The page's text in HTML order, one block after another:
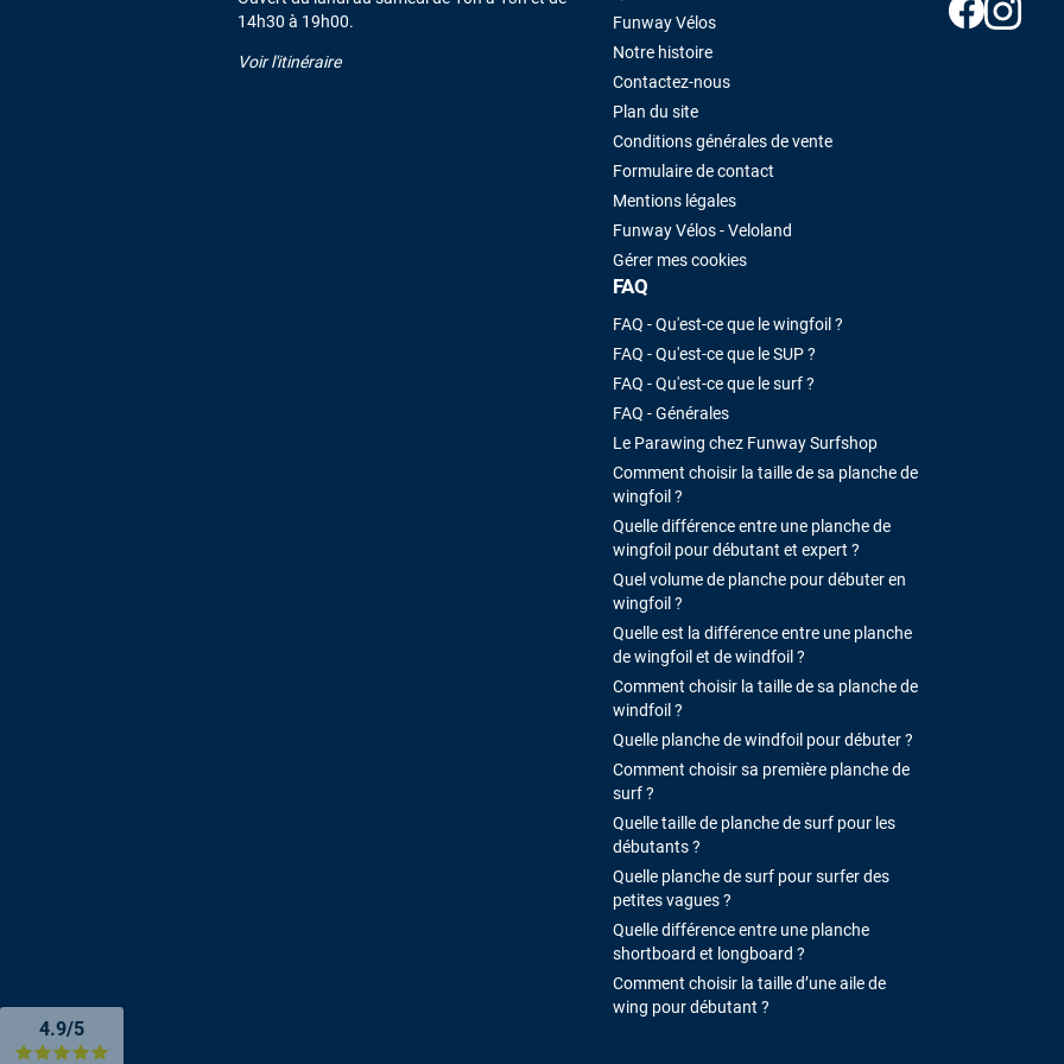
14h30 à 19h00.
Voir l'itinéraire
Funway Vélos
Notre histoire
Contactez-nous
Plan du site
Conditions générales de vente
Formulaire de contact
Mentions légales
Funway Vélos - Veloland
Gérer mes cookies
FAQ
FAQ - Qu'est-ce que le wingfoil ?
FAQ - Qu'est-ce que le SUP ?
FAQ - Qu'est-ce que le surf ?
FAQ - Générales
Le Parawing chez Funway Surfshop
Comment choisir la taille de sa planche de
wingfoil ?
Quelle différence entre une planche de
wingfoil pour débutant et expert ?
Quel volume de planche pour débuter en
wingfoil ?
Quelle est la différence entre une planche
de wingfoil et de windfoil ?
Comment choisir la taille de sa planche de
windfoil ?
Quelle planche de windfoil pour débuter ?
Comment choisir sa première planche de
surf ?
Quelle taille de planche de surf pour les
débutants ?
Quelle planche de surf pour surfer des
petites vagues ?
Quelle différence entre une planche
shortboard et longboard ?
Comment choisir la taille d’une aile de
wing pour débutant ?
4.9/5